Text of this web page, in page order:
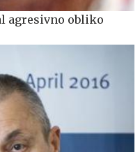
agresivno obliko